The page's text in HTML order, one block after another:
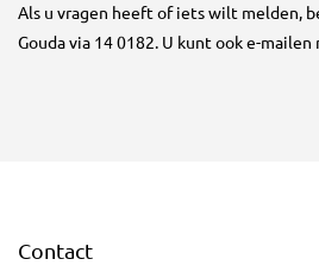
Als u vragen heeft of iets wilt melden,
Gouda via 14 0182. U kunt ook e-mailen
Contact